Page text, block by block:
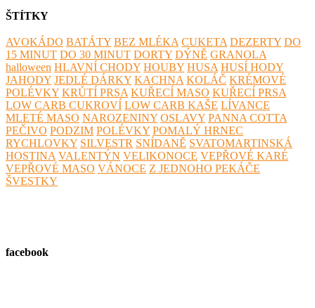
ŠTÍTKY
AVOKÁDO BATÁTY BEZ MLÉKA CUKETA DEZERTY DO
15 MINUT DO 30 MINUT DORTY DÝNĚ GRANOLA
halloween HLAVNÍ CHODY HOUBY HUSA HUSÍ HODY
JAHODY JEDLÉ DÁRKY KACHNA KOLÁČ KRÉMOVÉ
POLÉVKY KRŮTÍ PRSA KUŘECÍ MASO KUŘECÍ PRSA
LOW CARB CUKROVÍ LOW CARB KAŠE LÍVANCE
MLETÉ MASO NAROZENINY OSLAVY PANNA COTTA
PEČIVO PODZIM POLÉVKY POMALÝ HRNEC
RYCHLOVKY SILVESTR SNÍDANĚ SVATOMARTINSKÁ
HOSTINA VALENTÝN VELIKONOCE VEPŘOVÉ KARÉ
VEPŘOVÉ MASO VÁNOCE Z JEDNOHO PEKÁČE
ŠVESTKY
facebook